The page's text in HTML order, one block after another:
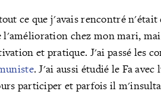
ce que j'avais rencontré
l'amélioration chez mon mari,
et pratique. J'ai passé les
. J'ai aussi étudié le Fa
participer et parfois il